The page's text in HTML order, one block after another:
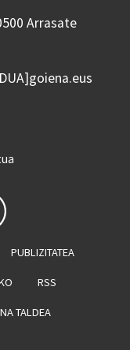
Arrasate
PUBLIZITATEA
RSS
TALDEA